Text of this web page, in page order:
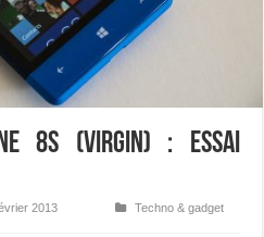
8S (Virgin) : Essai
2013
Techno & gadget